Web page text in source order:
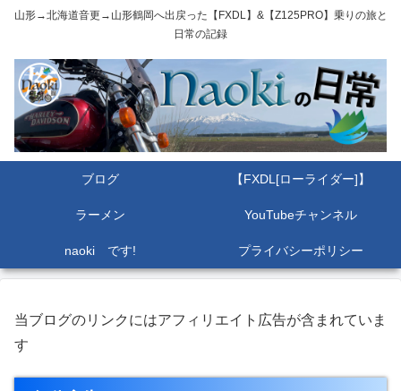
山形→北海道音更→山形鶴岡へ出戻った【FXDL】&【Z125PRO】乗りの旅と
日常の記録
ブログ 【FXDL[ローライダー]】
ラーメン YouTubeチャンネル
naoki です! プライバシーポリシー
当ブログのリンクにはアフィリエイト広告が含まれていま
す